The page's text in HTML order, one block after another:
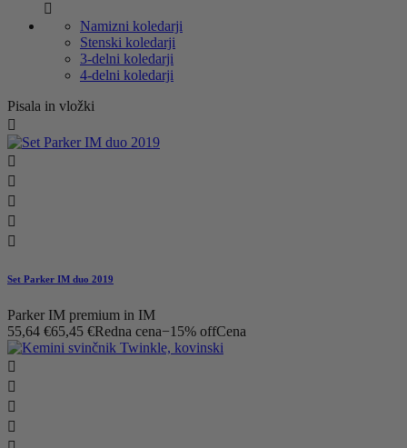

Namizni koledarji
Stenski koledarji
3-delni koledarji
4-delni koledarji
Pisala in vložki






Set Parker IM duo 2019
Parker IM premium in IM
55,64 €65,45 €Redna cena−15% offCena



